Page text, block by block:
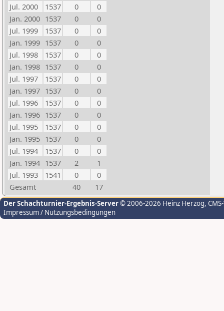
Jul. 2000
1537 0
0
Jan. 2000 1537 0
0
Jul. 1999
1537 0
0
Jan. 1999 1537 0
0
Jul. 1998
1537 0
0
Jan. 1998 1537 0
0
Jul. 1997
1537 0
0
Jan. 1997 1537 0
0
Jul. 1996
1537 0
0
Jan. 1996 1537 0
0
Jul. 1995
1537 0
0
Jan. 1995 1537 0
0
Jul. 1994
1537 0
0
Jan. 1994 1537 2
1
Jul. 1993
1541 0
0
Gesamt
40 17
Der Schachturnier-Ergebnis-Server© 2006-2026 Heinz Herzog,
Impressum / Nutzungsbedingungen